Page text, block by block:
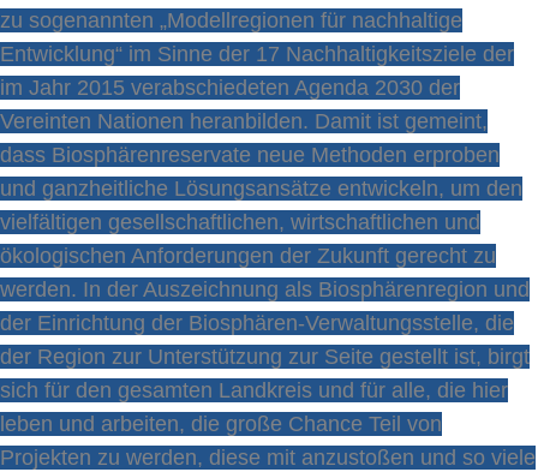
zu sogenannten „Modellregionen für nachhaltige
Entwicklung“ im Sinne der 17 Nachhaltigkeitsziele der
im Jahr 2015 verabschiedeten Agenda 2030 der
Vereinten Nationen heranbilden. Damit ist gemeint,
dass Biosphärenreservate neue Methoden erproben
und ganzheitliche Lösungsansätze entwickeln, um den
vielfältigen gesellschaftlichen, wirtschaftlichen und
ökologischen Anforderungen der Zukunft gerecht zu
werden. In der Auszeichnung als Biosphärenregion und
der Einrichtung der Biosphären-Verwaltungsstelle, die
der Region zur Unterstützung zur Seite gestellt ist, birgt
sich für den gesamten Landkreis und für alle, die hier
leben und arbeiten, die große Chance Teil von
Projekten zu werden, diese mit anzustoßen und so viele